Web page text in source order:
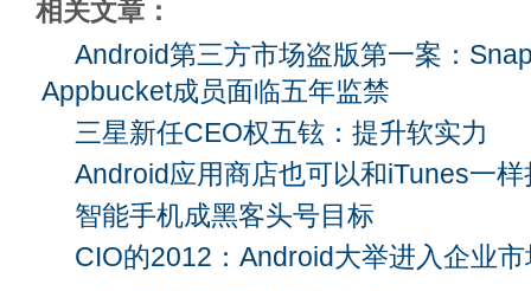
相关文章：
Android第三方市场盗版第一案：
Appbucket成员面临五年监禁
三星新任CEO权五铉：提升软实力
Android应用商店也可以和iTunes一样
智能手机成黑客头号目标
CIO的2012：Android大举进入企业市